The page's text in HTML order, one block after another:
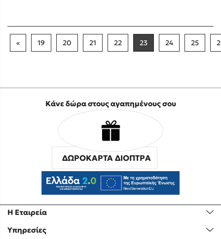
« 19 20 21 22 23 24 25
Η Εταιρεία
Υπηρεσίες
Κάνε δώρα στους αγαπημένους σου
ΔΩΡΟΚΑΡΤΑ ΔΙΟΠΤΡΑ